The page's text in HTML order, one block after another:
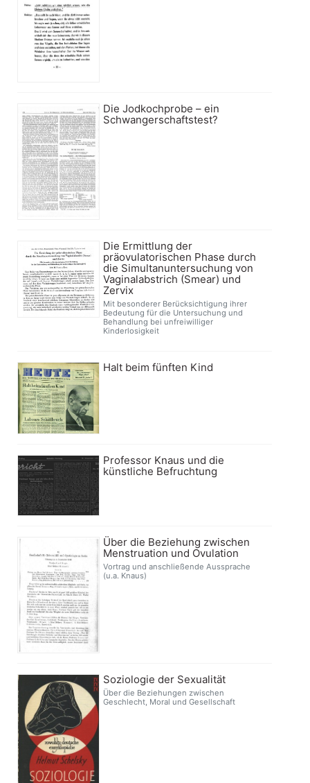
Die Jodkochprobe – ein
Schwangerschaftstest?
Die Ermittlung der
präovulatorischen Phase durch
die Simultanuntersuchung von
Vaginalabstrich (Smear) und
Zervix
Mit besonderer Berücksichtigung ihrer
Bedeutung für die Untersuchung und
Behandlung bei unfreiwilliger
Kinderlosigkeit
Halt beim fünften Kind
Professor Knaus und die
künstliche Befruchtung
Über die Beziehung zwischen
Menstruation und Ovulation
Vortrag und anschließende Aussprache
(u.a. Knaus)
Soziologie der Sexualität
Über die Beziehungen zwischen
Geschlecht, Moral und Gesellschaft